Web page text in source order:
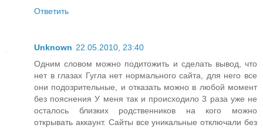
Ответить
Unknown 22.05.2010, 23:40
Одним словом можно подитожить и сделать вывод, что
нет в глазах Гугла нет нормального сайта, для него все
они подозрительные, и отказать можно в любой момент
без пояснения У меня так и происходило 3 раза уже не
осталось близких родственников на кого можно
открывать аккаунт. Сайты все уникальные отключали без